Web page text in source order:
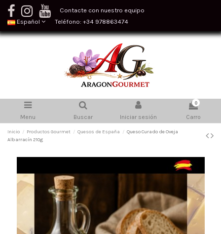
Contacte con nuestro equipo
Español
Teléfono: +34 978863474
Menu Buscar Iniciar sesión
0
Carro
Inicio Productos Gourmet Quesos de España
Queso Curado de Oveja
Albarracín 210g